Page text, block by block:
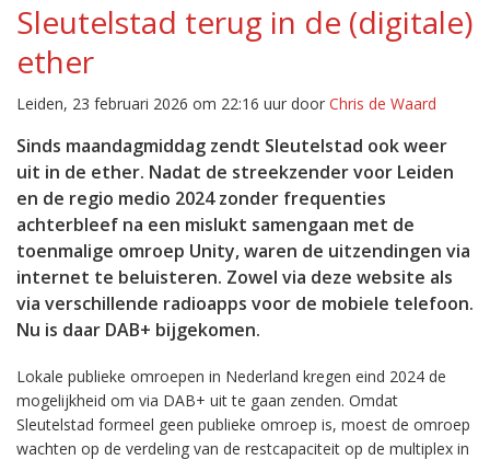
Sleutelstad terug in de (digitale)
ether
Leiden, 23 februari 2026 om 22:16 uur door Chris de Waard
Sinds maandagmiddag zendt Sleutelstad ook weer
uit in de ether. Nadat de streekzender voor Leiden
en de regio medio 2024 zonder frequenties
achterbleef na een mislukt samengaan met de
toenmalige omroep Unity, waren de uitzendingen via
internet te beluisteren. Zowel via deze website als
via verschillende radioapps voor de mobiele telefoon.
Nu is daar DAB+ bijgekomen.
Lokale publieke omroepen in Nederland kregen eind 2024 de
mogelijkheid om via DAB+ uit te gaan zenden. Omdat
Sleutelstad formeel geen publieke omroep is, moest de omroep
wachten op de verdeling van de restcapaciteit op de multiplex in